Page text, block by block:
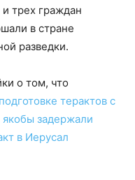
трех граждан
в стране
разведки.
о том, что
терактов с
якобы задержали
в Иерусал